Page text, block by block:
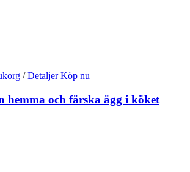
/ Detaljer Köp nu
hemma och färska ägg i köket